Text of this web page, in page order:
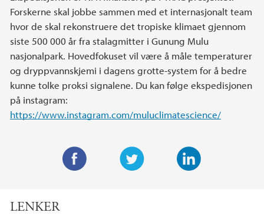
Forskerne skal jobbe sammen med et internasjonalt team
hvor de skal rekonstruere det tropiske klimaet gjennom
siste 500 000 år fra stalagmitter i Gunung Mulu
nasjonalpark. Hovedfokuset vil være å måle temperaturer
og dryppvannskjemi i dagens grotte-system for å bedre
kunne tolke proksi signalene. Du kan følge ekspedisjonen
på instagram:
https://www.instagram.com/muluclimatescience/
LENKER